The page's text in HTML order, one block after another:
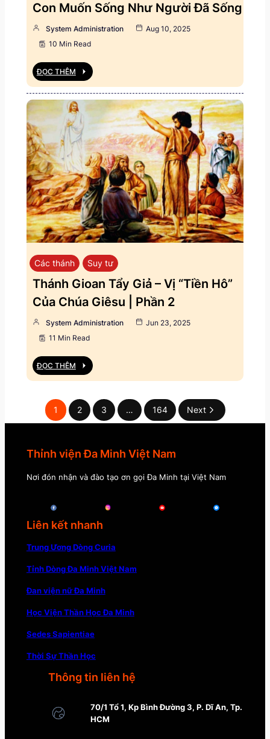
Con Muốn Sống Như Người Đã Sống
System Administration
Aug 10, 2025
10 Min Read
ĐỌC THÊM
Các thánh Suy tư
Thánh Gioan Tẩy Giả – Vị “Tiền Hô”
Của Chúa Giêsu | Phần 2
System Administration
Jun 23, 2025
11 Min Read
ĐỌC THÊM
1 2 3 … 164 Next
Thỉnh viện Đa Minh Việt Nam
Nơi đón nhận và đào tạo ơn gọi Đa Minh tại Việt Nam
Liên kết nhanh
Trung Ương Dòng Curia
Tỉnh Dòng Đa Minh Việt Nam
Đan viện nữ Đa Minh
Học Viện Thần Học Đa Minh
Sedes Sapientiae
Thời Sự Thần Học
Thông tin liên hệ
70/1 Tổ 1, Kp Bình Đường 3, P. Dĩ An, Tp.
HCM